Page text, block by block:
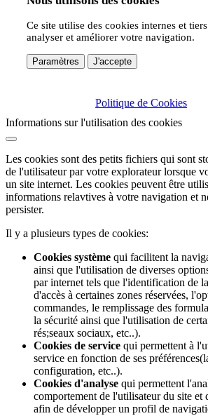
Ce site utilise des cookies internes et
analyser et améliorer votre navigation.
Paramètres J'accepte
Politique de Cookies
Informations sur l'utilisation des cookies
Les cookies sont des petits fichiers qui sont
de l'utilisateur par votre explorateur lorsque
un site internet. Les cookies peuvent être
informations relavtives à votre navigation et
persister.
Il y a plusieurs types de cookies:
Cookies système qui facilitent la
ainsi que l'utilisation de diverses
par internet tels que l'identification de
d'accès à certaines zones réservées,
commandes, le remplissage des
la sécurité ainsi que l'utilisation de
rés;seaux sociaux, etc..).
Cookies de service qui permettent à
service en fonction de ses
configuration, etc..).
Cookies d'analyse qui permettent
comportement de l'utilisateur du site et
afin de développer un profil de